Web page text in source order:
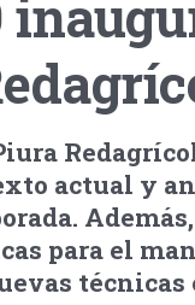
actual y
para el